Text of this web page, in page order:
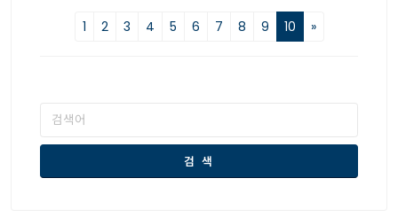
1 2 3 4 5 6 7 8 9 10 »
검 색